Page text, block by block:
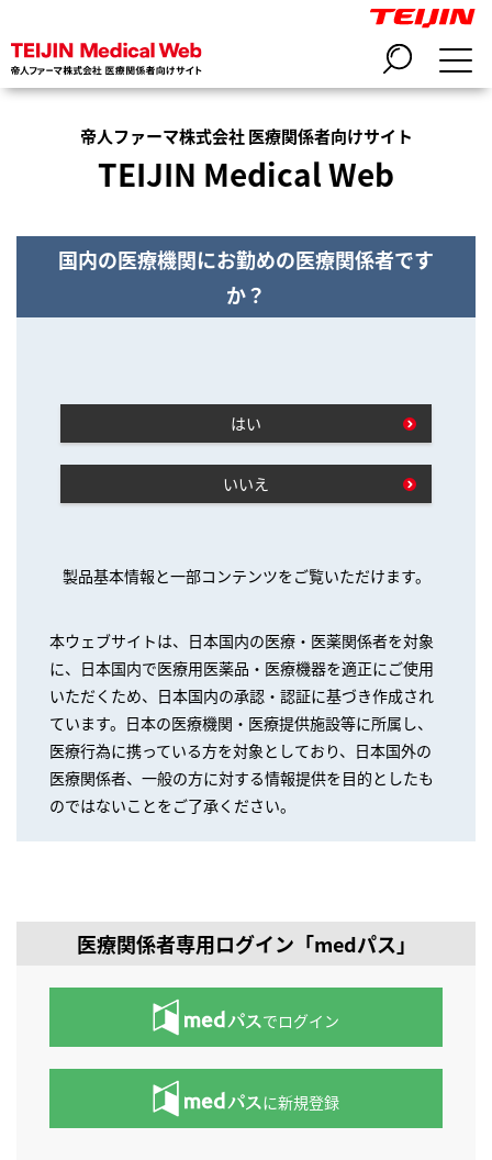
帝人ファーマ株式会社 医療関係者向けサイト
TEIJIN Medical Web
国内の医療機関にお勤めの医療関係者です
か？
はい
いいえ
製品基本情報と一部コンテンツをご覧いただけます。
本ウェブサイトは、日本国内の医療・医薬関係者を対象
に、日本国内で医療用医薬品・医療機器を適正にご使用
いただくため、日本国内の承認・認証に基づき作成され
ています。日本の医療機関・医療提供施設等に所属し、
医療行為に携っている方を対象としており、日本国外の
医療関係者、一般の方に対する情報提供を目的としたも
のではないことをご了承ください。
医療関係者専用ログイン「medパス」
でログイン
に新規登録